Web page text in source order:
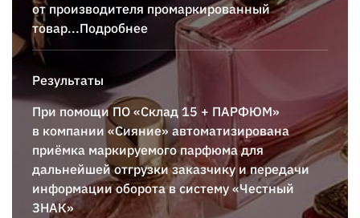
от производителя промаркированный
товар...Подробнее
Результаты
При помощи ПО «Склад 15 + ПАРФЮМ»
в компании «Сияние» автоматизирована
приёмка маркируемого парфюма для
дальнейшей отгрузки заказчику и передачи
информации оборота в систему «Честный
ЗНАК»